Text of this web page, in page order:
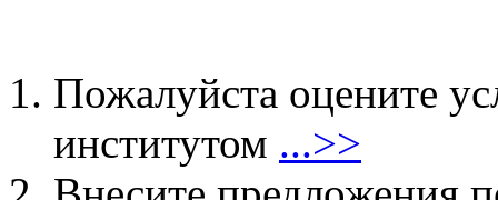
Пожалуйста оцените
институтом ...>>